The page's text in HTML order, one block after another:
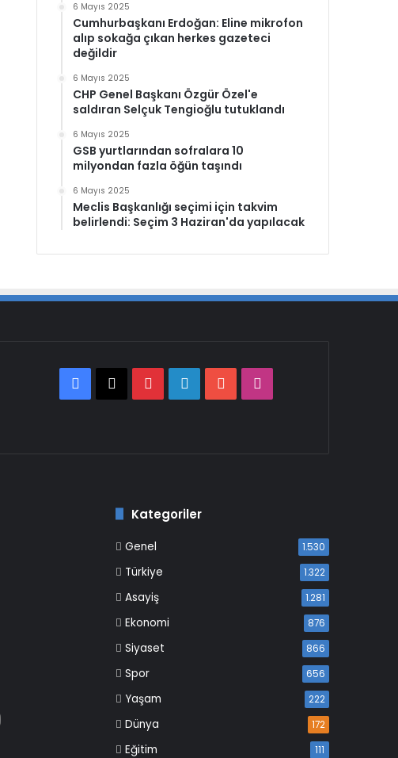
6 Mayıs 2025
Cumhurbaşkanı Erdoğan: Eline mikrofon
alıp sokağa çıkan herkes gazeteci
değildir
6 Mayıs 2025
CHP Genel Başkanı Özgür Özel'e
saldıran Selçuk Tengioğlu tutuklandı
6 Mayıs 2025
GSB yurtlarından sofralara 10
milyondan fazla öğün taşındı
6 Mayıs 2025
Meclis Başkanlığı seçimi için takvim
belirlendi: Seçim 3 Haziran'da yapılacak
Facebook
X PinterestLinkedInYouTube
Kategoriler
Genel 1.530
Türkiye 1.322
Asayiş 1.281
Ekonomi 876
Siyaset 866
Spor 656
Yaşam 222
Dünya 172
Eğitim 111